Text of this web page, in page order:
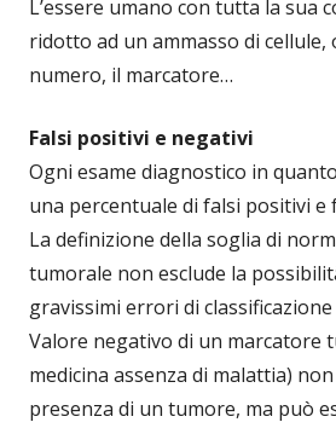
L’essere umano con tutta la sua
ridotto ad un ammasso di cellule,
numero, il marcatore…
Falsi positivi e negativi
Ogni esame diagnostico in
una percentuale di falsi positivi e
La definizione della soglia di
tumorale non esclude la
gravissimi errori di
Valore negativo di un marcatore
medicina assenza di malattia)
presenza di un tumore, ma può